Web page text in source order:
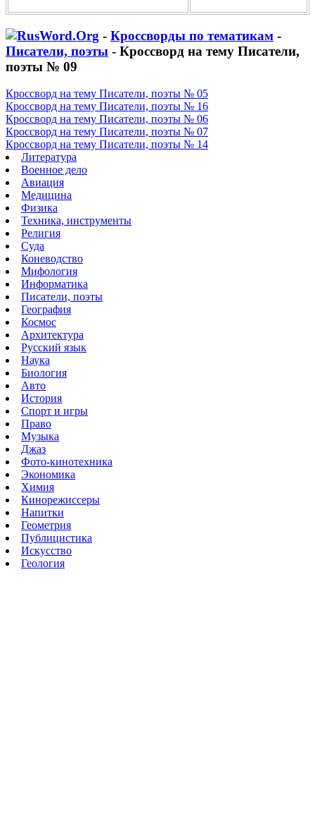
- Кроссворды по тематикам -
Писатели, поэты - Кроссворд на тему Писатели,
поэты № 09
Кроссворд на тему Писатели, поэты № 05
Кроссворд на тему Писатели, поэты № 16
Кроссворд на тему Писатели, поэты № 06
Кроссворд на тему Писатели, поэты № 07
Кроссворд на тему Писатели, поэты № 14
Литература
Военное дело
Авиация
Медицина
Физика
Техника, инструменты
Религия
Суда
Коневодство
Мифология
Информатика
Писатели, поэты
География
Космос
Архитектура
Русский язык
Наука
Биология
Авто
История
Спорт и игры
Право
Музыка
Джаз
Фото-кинотехника
Экономика
Химия
Кинорежиссеры
Напитки
Геометрия
Публицистика
Искусство
Геология